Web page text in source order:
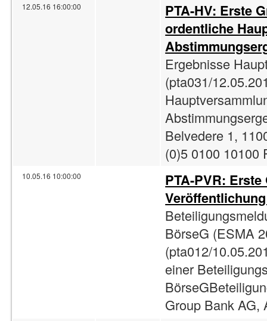
12.05.16 16:00:00
PTA-HV: Erste
ordentliche
Ergebnisse
(pta031/
Belvedere 1,
(0)5 0100 10100
10.05.16 10:00:00
PTA-PVR:
BörseG (ESMA
(pta012/
einer
Group Bank AG,